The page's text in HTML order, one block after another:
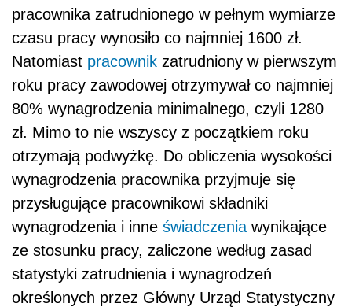
pracownika zatrudnionego w pełnym wymiarze
czasu pracy wynosiło co najmniej 1600 zł.
Natomiast pracownik zatrudniony w pierwszym
roku pracy zawodowej otrzymywał co najmniej
80% wynagrodzenia minimalnego, czyli 1280
zł. Mimo to nie wszyscy z początkiem roku
otrzymają podwyżkę. Do obliczenia wysokości
wynagrodzenia pracownika przyjmuje się
przysługujące pracownikowi składniki
wynagrodzenia i inne świadczenia wynikające
ze stosunku pracy, zaliczone według zasad
statystyki zatrudnienia i wynagrodzeń
określonych przez Główny Urząd Statystyczny